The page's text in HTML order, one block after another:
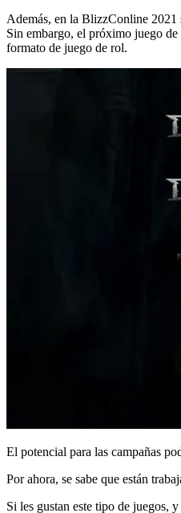
Además, en la BlizzConline
Sin embargo, el próximo juego
formato de juego de rol.
El potencial para las campañas
Por ahora, se sabe que están
Si les gustan este tipo de juegos,